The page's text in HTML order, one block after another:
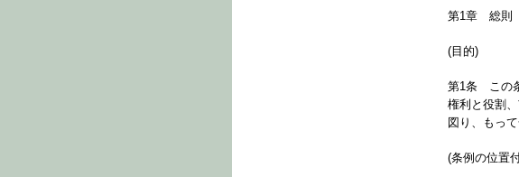
第1章 総則
(目的)
第1条 この
権利と役割
図り、もっ
(条例の位置